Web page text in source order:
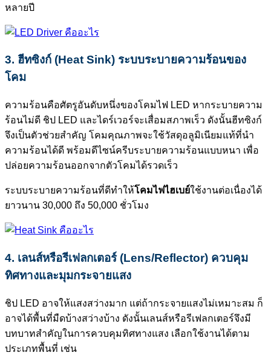
หลายปี
3. ฮีทซิงก์ (Heat Sink) ระบบระบายความร้อนของ
โคม
ความร้อนคือศัตรูอันดับหนึ่งของโคมไฟ LED หากระบายความ
ร้อนไม่ดี ชิป LED และไดร์เวอร์จะเสื่อมสภาพเร็ว ดังนั้นฮีทซิงก์
จึงเป็นตัวช่วยสำคัญ โคมคุณภาพจะใช้วัสดุอลูมิเนียมแท้ที่นำ
ความร้อนได้ดี พร้อมดีไซน์ครีบระบายความร้อนแบบหนา เพื่อ
ปล่อยความร้อนออกจากตัวโคมได้รวดเร็ว
ระบบระบายความร้อนที่ดีทำให้โคมไฟไฮเบย์ใช้งานต่อเนื่องได้
ยาวนาน 30,000 ถึง 50,000 ชั่วโมง
4. เลนส์หรือรีเฟลกเตอร์ (Lens/Reflector) ควบคุม
ทิศทางและมุมกระจายแสง
ชิป LED อาจให้แสงสว่างมาก แต่ถ้ากระจายแสงไม่เหมาะสม ก็
อาจได้พื้นที่มืดบ้างสว่างบ้าง ดังนั้นเลนส์หรือรีเฟลกเตอร์จึงมี
บทบาทสำคัญในการควบคุมทิศทางแสง เลือกใช้งานได้ตาม
ประเภทพื้นที่ เช่น